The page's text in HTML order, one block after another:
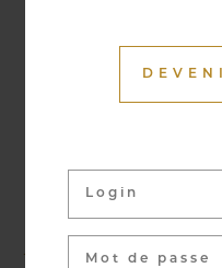
vous
Activités &